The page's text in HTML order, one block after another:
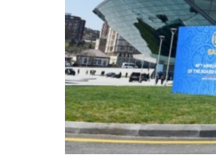
KARIKATURA
İSLAM VƏ DEMOKRATIYA
İZ - MƏDƏNIYYƏT PROQRAMI
PEŞƏ ETIKASI VƏ JURNALISTIKA
STANDARTLARIMIZ
MATERIALLARIMIZDAN ISTIFADƏ
AZADLIQRADIOSU MOBIL TELEFONUNUZDA
BIZIMLƏ ƏLAQƏ